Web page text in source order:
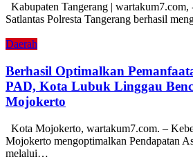
Kabupaten Tangerang |
Satlantas Polresta Tangerang berhasil
Daerah
Berhasil Optimalkan
PAD, Kota Lubuk Linggau
Mojokerto
Kota Mojokerto, wartakum7.com. –
Mojokerto mengoptimalkan Pendapatan
melalui…